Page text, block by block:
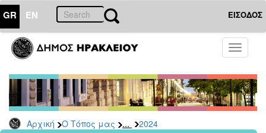
GR EN ΕΙΣΟΔΟΣ
Toggle
Αρχική Ο Τόπος μας ... 2024
ΤΟΠΟΣ
ΜΑΣ
Ανακοινώσεις
Αρχείο
2026